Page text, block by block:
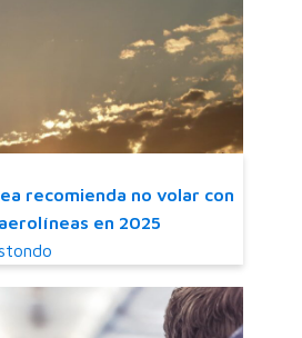
recomienda no volar con
en 2025